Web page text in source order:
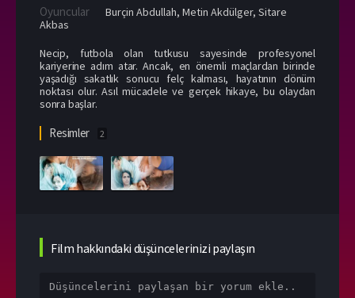
Oyuncular Burçin Abdullah, Metin Akdülger, Sitare
Akbas
Necip, futbola olan tutkusu sayesinde profesyonel
kariyerine adım atar. Ancak, en önemli maçlardan birinde
yaşadığı sakatlık sonucu felç kalması, hayatının dönüm
noktası olur. Asıl mücadele ve gerçek hikaye, bu olaydan
sonra başlar.
Resimler 2
Film hakkındaki düşüncelerinizi paylaşın